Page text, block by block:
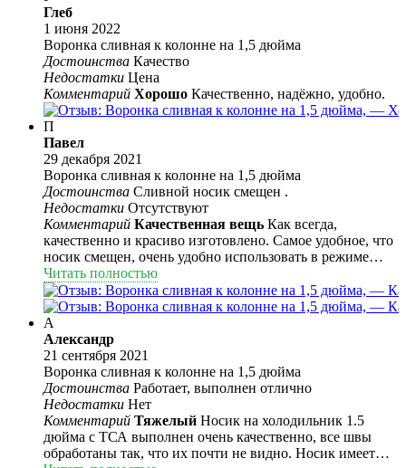
Глеб
1 июня 2022
Воронка сливная к колонне на 1,5 дюйма
Достоинства Качество
Недостатки Цена
Комментарий Хорошо Качественно, надёжно, удобно.
П
Павел
29 декабря 2021
Воронка сливная к колонне на 1,5 дюйма
Достоинства Сливной носик смещен .
Недостатки Отсутствуют
Комментарий Качественная вещь Как всегда,
качественно и красиво изготовлено. Самое удобное, что
носик смещен, очень удобно использовать в режиме
подстил. И вообще универсальная вещь для всех
режимов перегона.
Читать полностью
А
Александр
21 сентября 2021
Воронка сливная к колонне на 1,5 дюйма
Достоинства Работает, выполнен отлично
Недостатки Нет
Комментарий Тяжелый Носик на холодильник 1.5
дюйма с ТСА выполнен очень качественно, все швы
обработаны так, что их почти не видно. Носик имеет